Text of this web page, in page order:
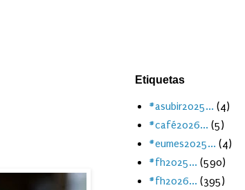
Etiquetas
#asubir2025... (4)
#café2026... (5)
#eumes2025... (4)
#fh2025... (590)
#fh2026... (395)